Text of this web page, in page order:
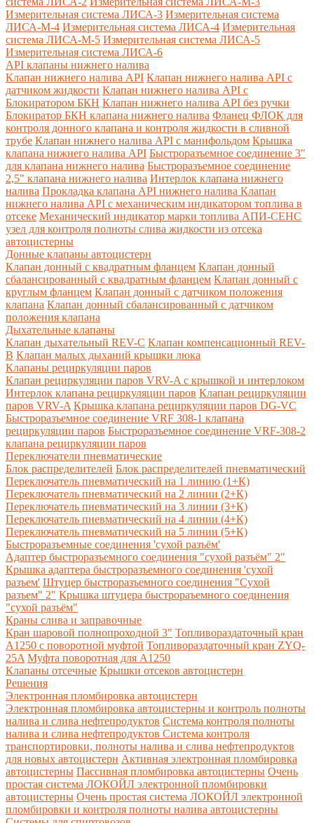
Измерительная система ЛИСА-3 Измерительная система
ЛИСА-М-4 Измерительная система ЛИСА-4 Измерительная
система ЛИСА-М-5 Измерительная система ЛИСА-5
Измерительная система ЛИСА-6
API клапаны нижнего налива
Клапан нижнего налива API Клапан нижнего налива API с
датчиком жидкости Клапан нижнего налива API с
Блокиратором БКН Клапан нижнего налива API без ручки
Блокиратор БКН клапана нижнего налива Фланец ФЛОК для
контроля донного клапана и контроля жидкости в сливной
трубе Клапан нижнего налива API с манифольдом Крышка
клапана нижнего налива API Быстроразъемное соединение 3"
для клапана нижнего налива Быстроразъемное соединение
2,5" клапана нижнего налива Интерлок клапана нижнего
налива Прокладка клапана API нижнего налива Клапан
нижнего налива API с механическим индикатором топлива в
отсеке Механический индикатор марки топлива АПИ-СЕНС
узел для контроля полноты слива жидкости из отсека
автоцистерны
Донные клапаны автоцистерн
Клапан донный с квадратным фланцем Клапан донный
сбалансированный с квадратным фланцем Клапан донный с
круглым фланцем Клапан донный с датчиком положения
клапана Клапан донный сбалансированный с датчиком
положения клапана
Дыхательные клапаны
Клапан дыхательный REV-C Клапан компенсационный REV-
B Клапан малых дыханий крышки люка
Клапаны рециркуляции паров
Клапан рециркуляции паров VRV-A с крышкой и интерлоком
Интерлок клапана рециркуляции паров Клапан рециркуляции
паров VRV-A Крышка клапана рециркуляции паров DG-VC
Быстроразъемное соединение VRF 308-1 клапана
рециркуляции паров Быстроразъемное соединение VRF-308-2
клапана рециркуляции паров
Переключатели пневматические
Блок распределителей Блок распределителей пневматический
Переключатель пневматический на 1 линию (1+К)
Переключатель пневматический на 2 линии (2+К)
Переключатель пневматический на 3 линии (3+К)
Переключатель пневматический на 4 линии (4+К)
Переключатель пневматический на 5 линии (5+К)
Быстроразъемные соединения 'сухой разъём'
Адаптер быстроразъемного соединения "сухой разъём" 2"
Крышка адаптера быстроразъемного соединения 'сухой
разъем' Штуцер быстроразъемного соединения "Сухой
разъем" 2" Крышка штуцера быстрораъемного соединения
"сухой разъём"
Краны слива и заправочные
Кран шаровой полнопроходной 3" Топливораздаточный кран
A1250 с поворотной муфтой Топливораздаточный кран ZYQ-
25A Муфта поворотная для А1250
Клапаны отсечные Крышки отсеков автоцистерн
Решения
Электронная пломбировка автоцистерн
Электронная пломбировка автоцистерны и контроль полноты
налива и слива нефтепродуктов Система контроля полноты
налива и слива нефтепродуктов Система контроля
транспортировки, полноты налива и слива нефтепродуктов
для новых автоцистерн Активная электронная пломбировка
автоцистерны Пассивная пломбировка автоцистерны Очень
простая система ЛОКОЙЛ электронной пломбировки
автоцистерны Очень простая система ЛОКОЙЛ электронной
пломбировки и контроля полноты налива автоцистерны